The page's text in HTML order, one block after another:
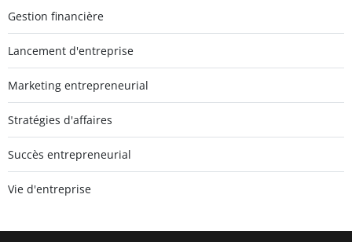
Gestion financière
Lancement d'entreprise
Marketing entrepreneurial
Stratégies d'affaires
Succès entrepreneurial
Vie d'entreprise